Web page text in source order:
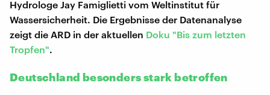
Hydrologe Jay Famiglietti vom Weltinstitut für
Wassersicherheit. Die Ergebnisse der Datenanalyse
zeigt die ARD in der aktuellen Doku "Bis zum letzten
Tropfen".
Deutschland besonders stark betroffen